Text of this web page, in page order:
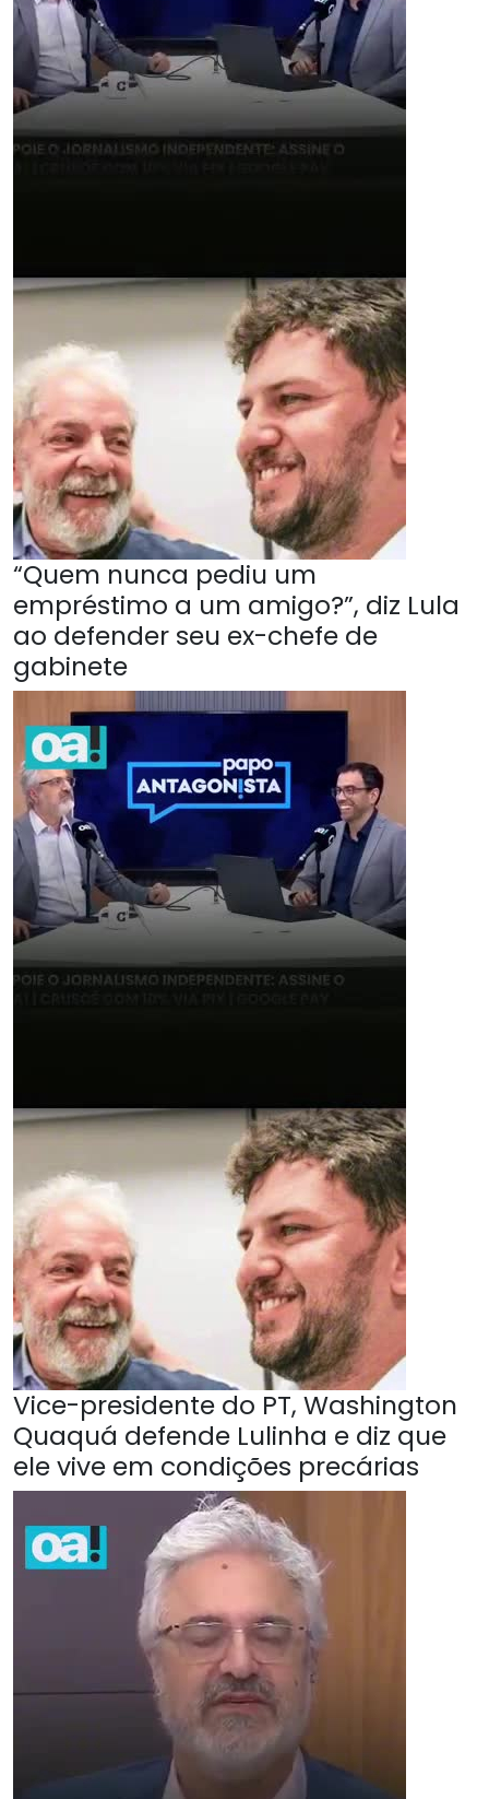
“Quem nunca pediu um
empréstimo a um amigo?”, diz Lula
ao defender seu ex-chefe de
gabinete
Vice-presidente do PT, Washington
Quaquá defende Lulinha e diz que
ele vive em condições precárias